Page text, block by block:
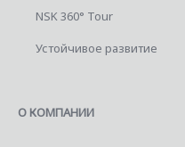
NSK 360° Tour
Устойчивое развитие
О КОМПАНИИ